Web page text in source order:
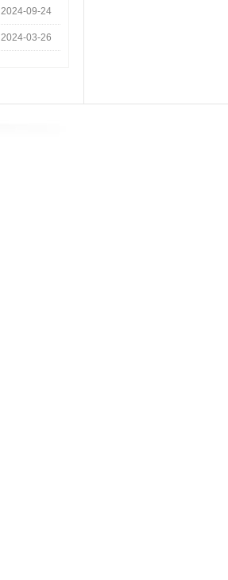
2024-09-24
2024-03-26